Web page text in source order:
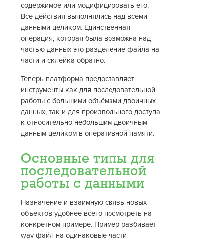
содержимое или модифицировать его.
Все действия выполнялись над всеми
данными целиком. Единственная
операция, которая была возможна над
частью данных это разделение файла на
части и склейка обратно.
Теперь платформа предоставляет
инструменты как для последовательной
работы с большими объёмами двоичных
данных, так и для произвольного доступа
к относительно небольшим двоичным
данным целиком в оперативной памяти.
Основные типы для
последовательной
работы с данными
Назначение и взаимную связь новых
объектов удобнее всего посмотреть на
конкретном примере. Пример разбивает
wav файл на одинаковые части